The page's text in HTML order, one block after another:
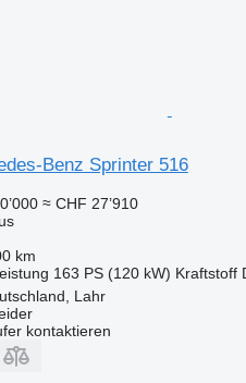
Benz Sprinter 516
≈ CHF 27’910
km
163 PS (120 kW) Kraftstoff
Lahr
kontaktieren